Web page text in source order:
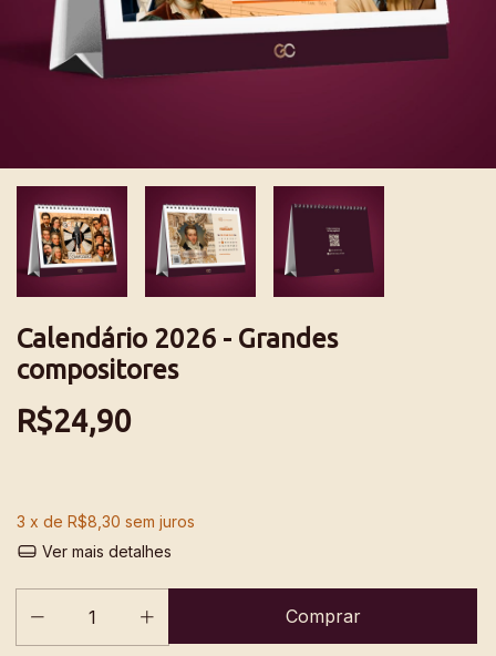
Calendário 2026 - Grandes
compositores
R$24,90
3 x de R$8,30 sem juros
Ver mais detalhes